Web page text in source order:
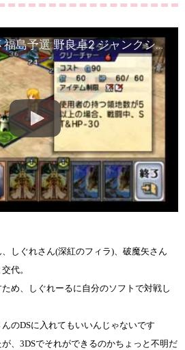
カルドセプト女神杯 福島予選 野良卓2 ジャンクション(音なし)
しぐれさん(深紅のフィラ)、破魔矢さん
代。
め、しぐれーるに自分のソフトで対戦し
んのDSに入れてもいいんじゃないです
、3DSでそれができるのかちょっと不明だ